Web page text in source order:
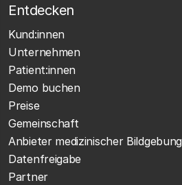
Entdecken
Kund:innen
Unternehmen
Patient:innen
Demo buchen
Preise
Gemeinschaft
Anbieter medizinischer Bildgebung
Datenfreigabe
Partner